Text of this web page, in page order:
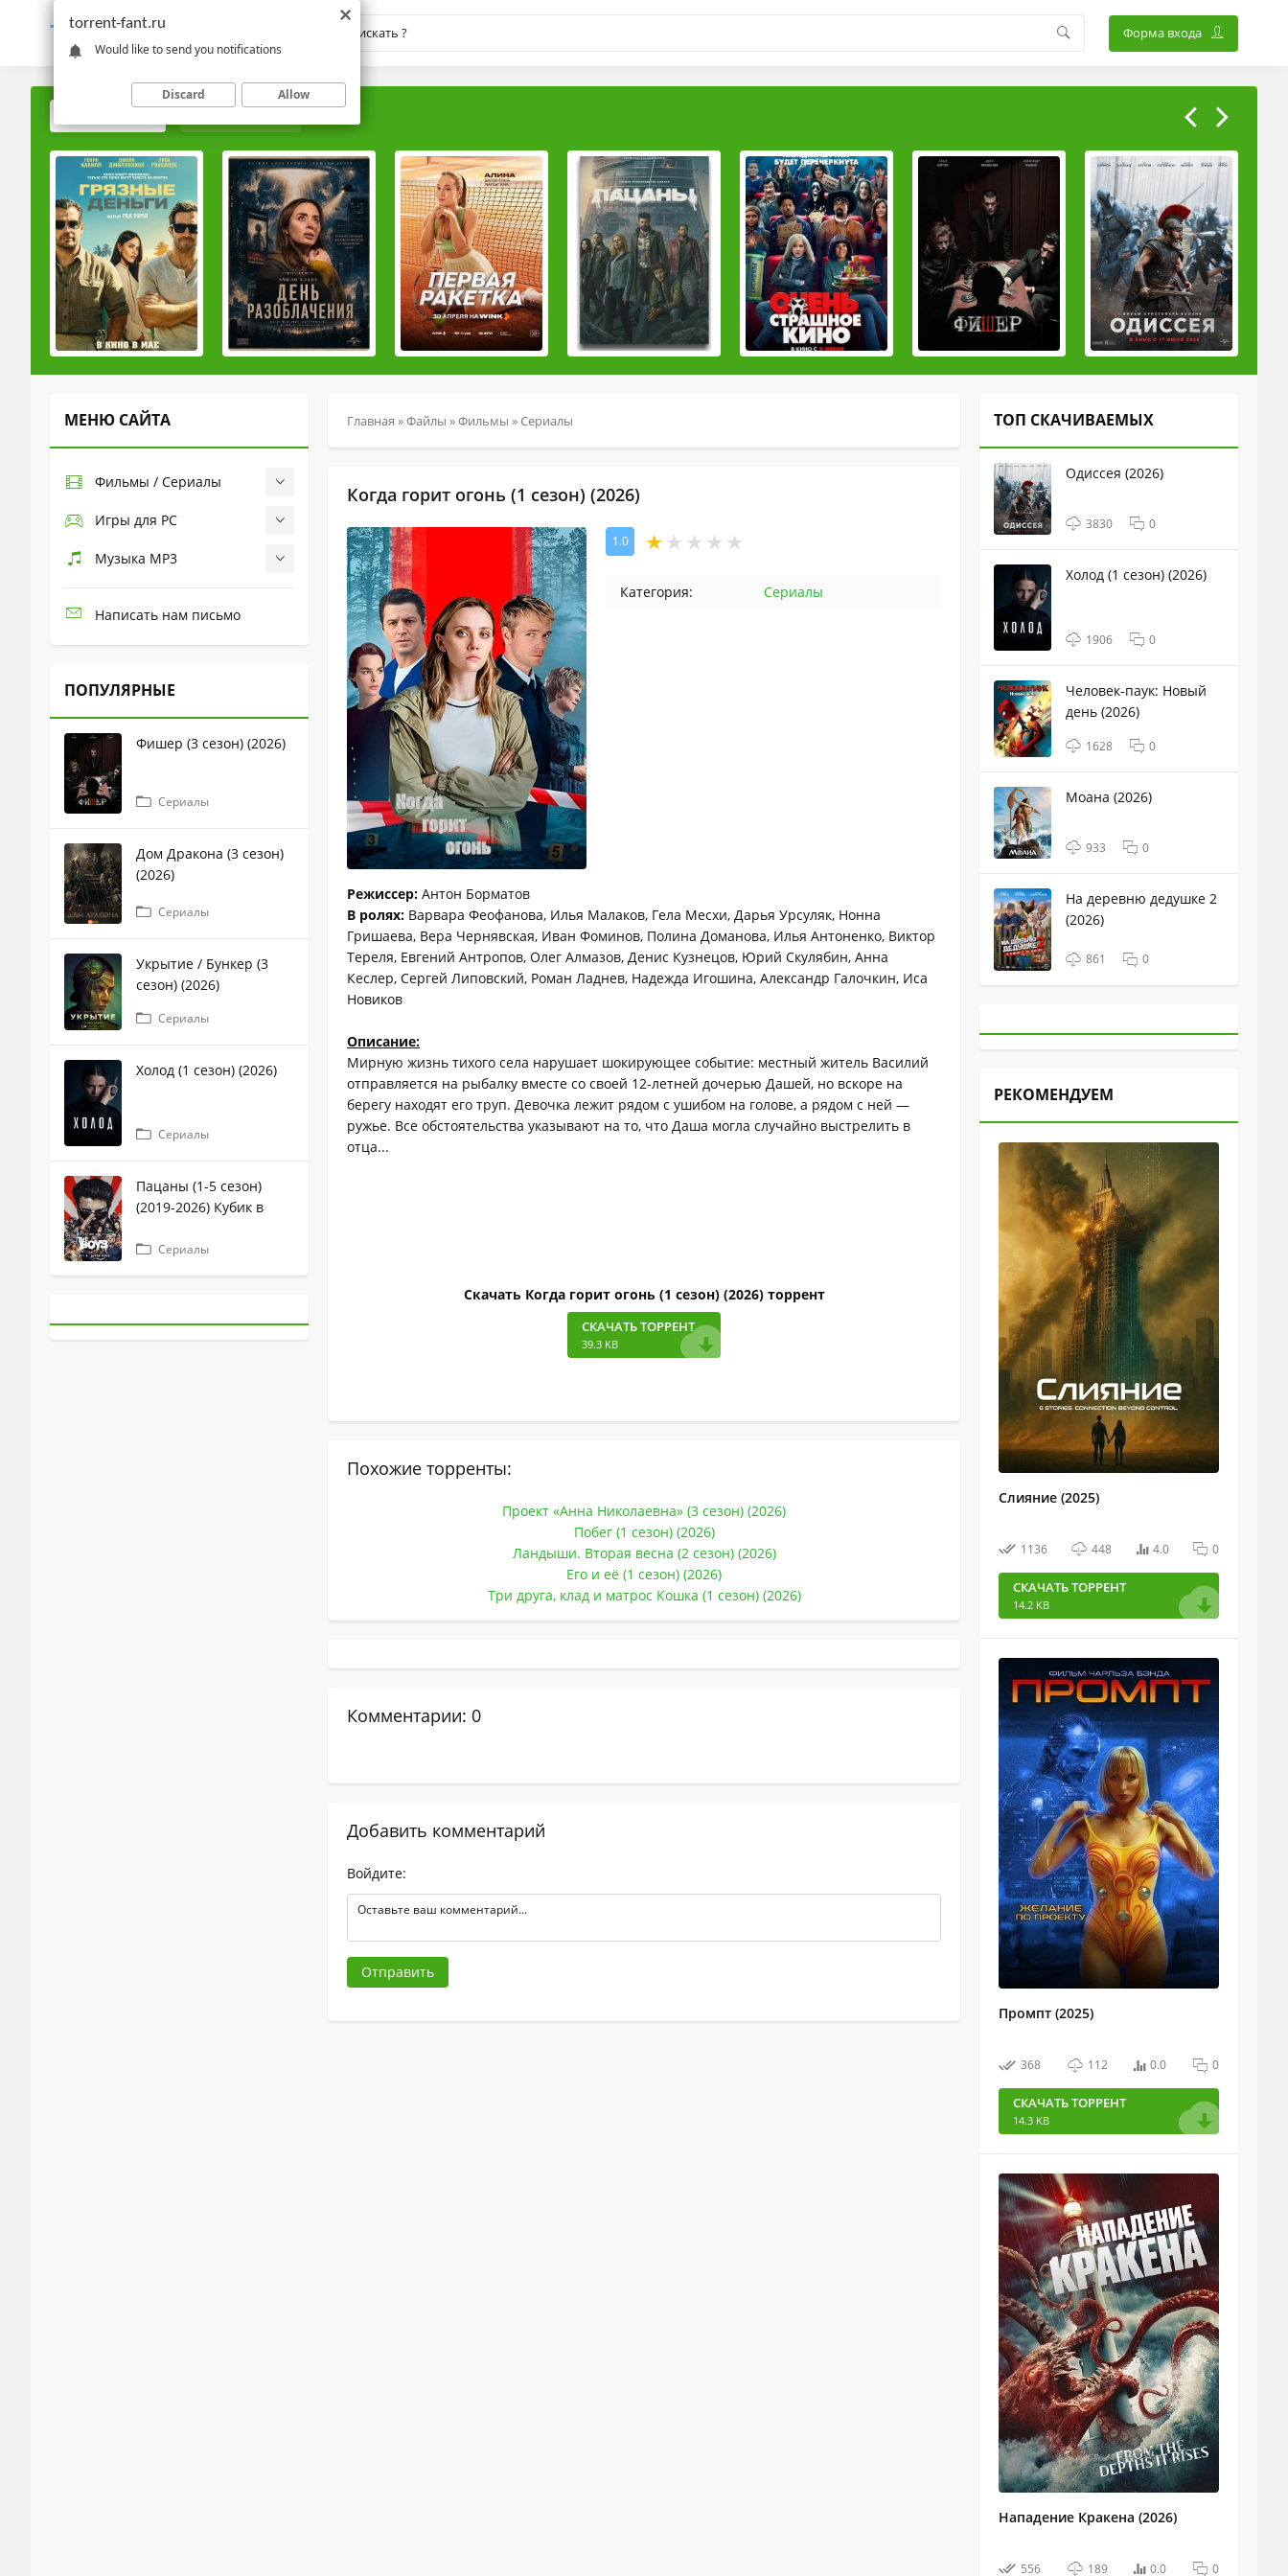
TORRENT-FANT.RU Форма входа
МЕНЮ САЙТА
Фильмы / Сериалы
Игры для PC
Музыка MP3
Написать нам письмо
ПОПУЛЯРНЫЕ
Фишер (3 сезон) (2026)
Сериалы
Дом Дракона (3 сезон)
(2026)
Сериалы
Укрытие / Бункер (3
сезон) (2026)
Сериалы
Холод (1 сезон) (2026)
Сериалы
Пацаны (1-5 сезон)
(2019-2026) Кубик в
Сериалы
Главная »Файлы »Фильмы »Сериалы
Когда горит огонь (1 сезон) (2026)
1.0
Категория: Сериалы
Режиссер: Антон Борматов
В ролях: Варвара Феофанова, Илья Малаков, Гела Месхи, Дарья Урсуляк, Нонна
Гришаева, Вера Чернявская, Иван Фоминов, Полина Доманова, Илья Антоненко, Виктор
Тереля, Евгений Антропов, Олег Алмазов, Денис Кузнецов, Юрий Скулябин, Анна
Кеслер, Сергей Липовский, Роман Ладнев, Надежда Игошина, Александр Галочкин, Иса
Новиков
Описание:
Мирную жизнь тихого села нарушает шокирующее событие: местный житель Василий
отправляется на рыбалку вместе со своей 12-летней дочерью Дашей, но вскоре на
берегу находят его труп. Девочка лежит рядом с ушибом на голове, а рядом с ней —
ружье. Все обстоятельства указывают на то, что Даша могла случайно выстрелить в
отца...
Скачать Когда горит огонь (1 сезон) (2026) торрент
СКАЧАТЬ ТОРРЕНТ
39.3 KB
Похожие торренты:
Проект «Анна Николаевна» (3 сезон) (2026)
Побег (1 сезон) (2026)
Ландыши. Вторая весна (2 сезон) (2026)
Его и её (1 сезон) (2026)
Три друга, клад и матрос Кошка (1 сезон) (2026)
Комментарии: 0
Добавить комментарий
Войдите:
Отправить
ТОП СКАЧИВАЕМЫХ
Одиссея (2026)
3830 0
Холод (1 сезон) (2026)
1906 0
Человек-паук: Новый
день (2026)
1628 0
Моана (2026)
933 0
На деревню дедушке 2
(2026)
861 0
РЕКОМЕНДУЕМ
Слияние (2025)
1136 448 4.0 0
СКАЧАТЬ ТОРРЕНТ
14.2 KB
Промпт (2025)
368 112 0.0 0
СКАЧАТЬ ТОРРЕНТ
14.3 KB
Нападение Кракена (2026)
556 189 0.0 0
torrent-fant.ru
Would like to send you notifications
Discard Allow